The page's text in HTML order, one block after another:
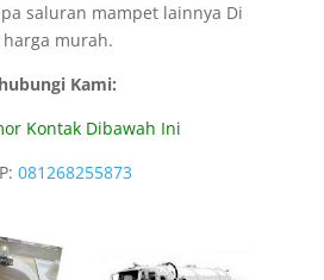
saluran mampet lainnya Di
murah.
hubungi Kami:
Kontak Dibawah Ini
081268255873